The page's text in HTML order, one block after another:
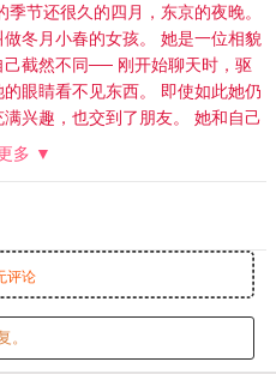
季节还很久的四月，东京的夜晚。
冬月小春的女孩。 她是一位相貌
截然不同── 刚开始聊天时，驱
眼睛看不见东西。 即使如此她仍
兴趣，也交到了朋友。 她和自己
没有放弃放烟火的梦想。 如今已
多 ▼
评论
。